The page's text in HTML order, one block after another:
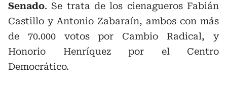
Senado. Se trata de los cienagueros Fabián
Castillo y Antonio Zabaraín, ambos con más
de 70.000 votos por Cambio Radical, y
Honorio Henríquez por el Centro
Democrático.